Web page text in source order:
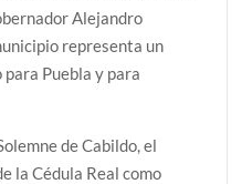
Alejandro
representa un
Puebla y para
de Cabildo, el
la Cédula Real como